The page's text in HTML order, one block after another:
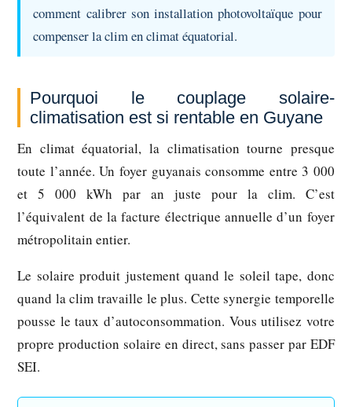
comment calibrer son installation photovoltaïque pour
compenser la clim en climat équatorial.
Pourquoi le couplage solaire-
climatisation est si rentable en Guyane
En climat équatorial, la climatisation tourne presque
toute l’année. Un foyer guyanais consomme entre 3 000
et 5 000 kWh par an juste pour la clim. C’est
l’équivalent de la facture électrique annuelle d’un foyer
métropolitain entier.
Le solaire produit justement quand le soleil tape, donc
quand la clim travaille le plus. Cette synergie temporelle
pousse le taux d’autoconsommation. Vous utilisez votre
propre production solaire en direct, sans passer par EDF
SEI.